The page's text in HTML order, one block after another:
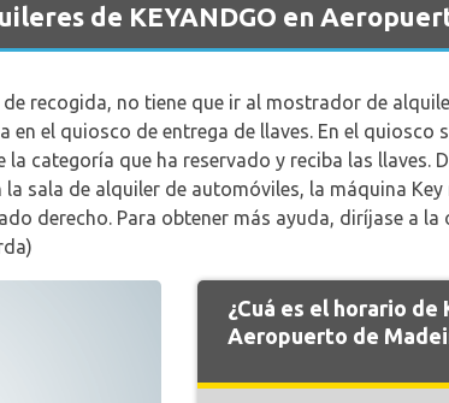
de KEYANDGO en
recogida, no tiene que ir al mostrador de
el quiosco de entrega de llaves. En el quiosco
categoría que ha reservado y reciba las llaves.
sala de alquiler de automóviles, la máquina Key
derecho. Para obtener más ayuda, diríjase a la
¿Cuá es el horario de
Aeropuerto de